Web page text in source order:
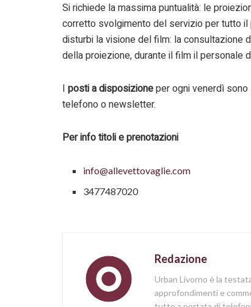
Si richiede la massima puntualità: le
corretto svolgimento del servizio per tutto il
disturbi la visione del film: la consultazione
della proiezione, durante il film il personale
I posti a disposizioneper ogni venerdì
telefono o newsletter.
Per info titoli e prenotazioni
info@allevettovaglie.com
3477487020
Redazione
Urban Livorno è la
approfondimenti e